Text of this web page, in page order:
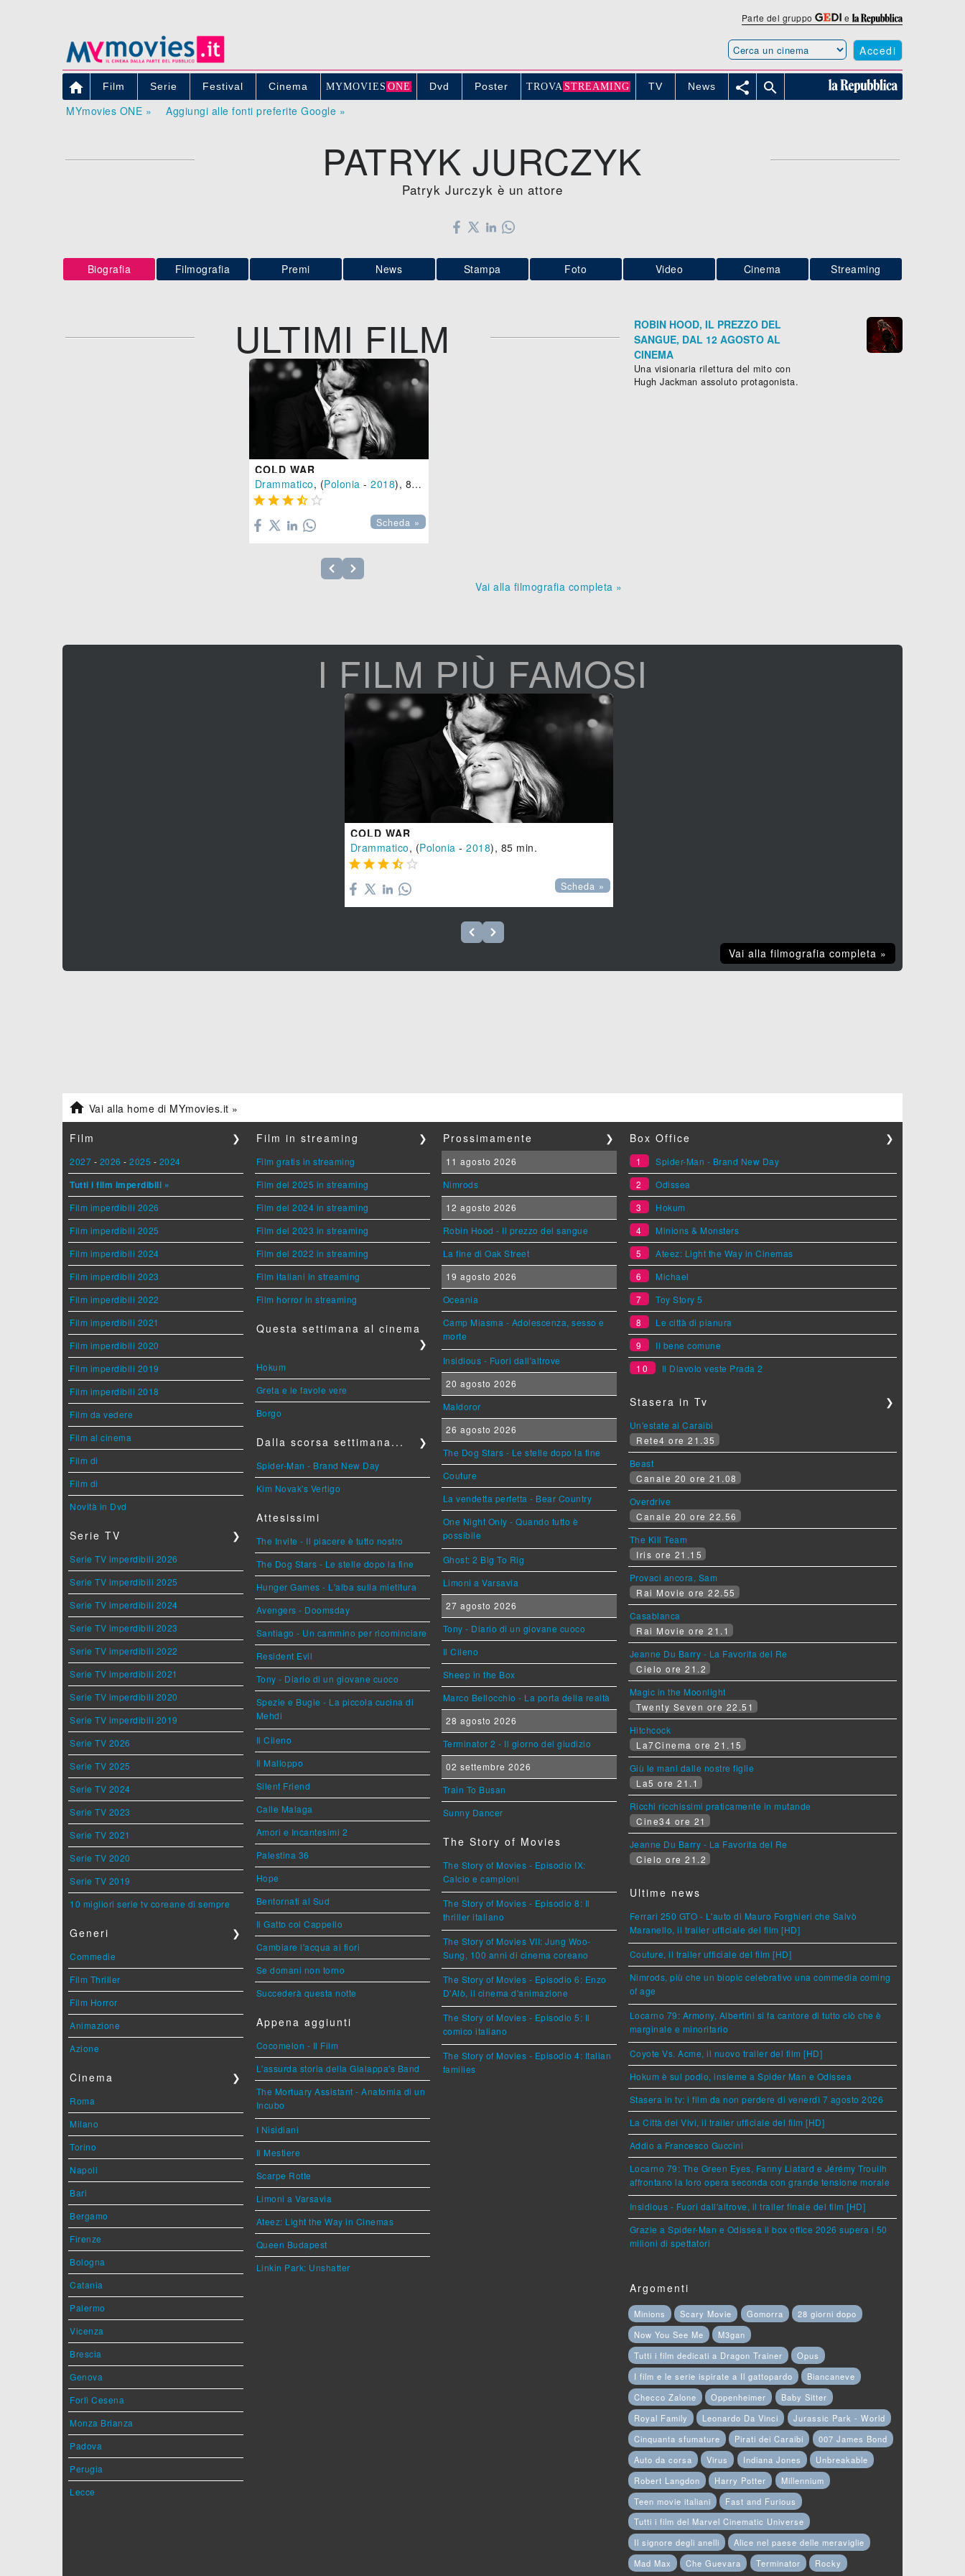
Parte del gruppo e
Accedi
 Film Serie Festival Cinema MYMOVIE S ONE Dvd Poster TROVA STREAMING TV News  
MYmovies ONE » Aggiungi alle fonti preferite Google »
PATRYK JURCZYK
Patryk Jurczyk è un attore
Biografia Filmografia Premi News Stampa Foto Video Cinema Streaming
ULTIMI FILM
COLD WAR
Drammatico, (Polonia -2018), 85 min.
    
Scheda »
Vai alla filmografia completa »
ROBIN HOOD, IL PREZZO DEL
SANGUE, DAL 12 AGOSTO AL
CINEMA
Una visionaria rilettura del mito con
Hugh Jackman assoluto protagonista.
I FILM PIÙ FAMOSI
COLD WAR
Drammatico, (Polonia -2018), 85 min.
    
Scheda »
Vai alla filmografia completa »
 Vai alla home di MYmovies.it »
Film ❯
2027 - 2026 - 2025 - 2024
Tutti i film imperdibili »
Film imperdibili 2026
Film imperdibili 2025
Film imperdibili 2024
Film imperdibili 2023
Film imperdibili 2022
Film imperdibili 2021
Film imperdibili 2020
Film imperdibili 2019
Film imperdibili 2018
Film da vedere
Film al cinema
Film di
Film di
Novità in Dvd
Serie TV ❯
Serie TV imperdibili 2026
Serie TV imperdibili 2025
Serie TV imperdibili 2024
Serie TV imperdibili 2023
Serie TV imperdibili 2022
Serie TV imperdibili 2021
Serie TV imperdibili 2020
Serie TV imperdibili 2019
Serie TV 2026
Serie TV 2025
Serie TV 2024
Serie TV 2023
Serie TV 2021
Serie TV 2020
Serie TV 2019
10 migliori serie tv coreane di sempre
Generi ❯
Commedie
Film Thriller
Film Horror
Animazione
Azione
Cinema ❯
Roma
Milano
Torino
Napoli
Bari
Bergamo
Firenze
Bologna
Catania
Palermo
Vicenza
Brescia
Genova
Forlì Cesena
Monza Brianza
Padova
Perugia
Lecce
Film in streaming ❯
Film gratis in streaming
Film del 2025 in streaming
Film del 2024 in streaming
Film del 2023 in streaming
Film del 2022 in streaming
Film italiani in streaming
Film horror in streaming
Questa settimana al cinema
❯
Hokum
Greta e le favole vere
Borgo
Dalla scorsa settimana... ❯
Spider-Man - Brand New Day
Kim Novak's Vertigo
Attesissimi
The Invite - Il piacere è tutto nostro
The Dog Stars - Le stelle dopo la fine
Hunger Games - L'alba sulla mietitura
Avengers - Doomsday
Santiago - Un cammino per ricominciare
Resident Evil
Tony - Diario di un giovane cuoco
Spezie e Bugie - La piccola cucina di
Mehdi
Il Cileno
Il Malloppo
Silent Friend
Calle Malaga
Amori e Incantesimi 2
Palestina 36
Hope
Bentornati al Sud
Il Gatto col Cappello
Cambiare l'acqua ai fiori
Se domani non torno
Succederà questa notte
Appena aggiunti
Cocomelon - Il Film
L'assurda storia della Gialappa's Band
The Mortuary Assistant - Anatomia di un
Incubo
I Nisidiani
Il Mestiere
Scarpe Rotte
Limoni a Varsavia
Ateez: Light the Way in Cinemas
Queen Budapest
Linkin Park: Unshatter
Prossimamente ❯
11 agosto 2026
Nimrods
12 agosto 2026
Robin Hood - Il prezzo del sangue
La fine di Oak Street
19 agosto 2026
Oceania
Camp Miasma - Adolescenza, sesso e
morte
Insidious - Fuori dall'altrove
20 agosto 2026
Maldoror
26 agosto 2026
The Dog Stars - Le stelle dopo la fine
Couture
La vendetta perfetta - Bear Country
One Night Only - Quando tutto è
possibile
Ghost: 2 Big To Rig
Limoni a Varsavia
27 agosto 2026
Tony - Diario di un giovane cuoco
Il Cileno
Sheep in the Box
Marco Bellocchio - La porta della realtà
28 agosto 2026
Terminator 2 - Il giorno del giudizio
02 settembre 2026
Train To Busan
Sunny Dancer
The Story of Movies
The Story of Movies - Episodio IX:
Calcio e campioni
The Story of Movies - Episodio 8: Il
thriller italiano
The Story of Movies VII: Jung Woo-
Sung, 100 anni di cinema coreano
The Story of Movies - Episodio 6: Enzo
D'Alò, il cinema d'animazione
The Story of Movies - Episodio 5: Il
comico italiano
The Story of Movies - Episodio 4: Italian
families
Box Office ❯
1
Spider-Man - Brand New Day
2
Odissea
3
Hokum
4
Minions & Monsters
5
Ateez: Light the Way in Cinemas
6
Michael
7
Toy Story 5
8
Le città di pianura
9
Il bene comune
10
Il Diavolo veste Prada 2
Stasera in Tv ❯
Un'estate ai Caraibi
Rete4 ore 21.35
Beast
Canale 20 ore 21.08
Overdrive
Canale 20 ore 22.56
The Kill Team
Iris ore 21.15
Provaci ancora, Sam
Rai Movie ore 22.55
Casablanca
Rai Movie ore 21.1
Jeanne Du Barry - La Favorita del Re
Cielo ore 21.2
Magic in the Moonlight
Twenty Seven ore 22.51
Hitchcock
La7Cinema ore 21.15
Giù le mani dalle nostre figlie
La5 ore 21.1
Ricchi ricchissimi praticamente in mutande
Cine34 ore 21
Jeanne Du Barry - La Favorita del Re
Cielo ore 21.2
Ultime news
Ferrari 250 GTO - L'auto di Mauro Forghieri che Salvò
Maranello, il trailer ufficiale del film [HD]
Couture, il trailer ufficiale del film [HD]
Nimrods, più che un biopic celebrativo una commedia coming
of age
Locarno 79: Armony, Albertini si fa cantore di tutto ciò che è
marginale e minoritario
Coyote Vs. Acme, il nuovo trailer del film [HD]
Hokum è sul podio, insieme a Spider Man e Odissea
Stasera in tv: i film da non perdere di venerdì 7 agosto 2026
La Città dei Vivi, il trailer ufficiale del film [HD]
Addio a Francesco Guccini
Locarno 79: The Green Eyes, Fanny Liatard e Jérémy Trouilh
affrontano la loro opera seconda con grande tensione morale
Insidious - Fuori dall'altrove, il trailer finale del film [HD]
Grazie a Spider-Man e Odissea il box office 2026 supera i 50
milioni di spettatori
Argomenti
Minions Scary Movie Gomorra
28 giorni dopo
Now You See Me
M3gan
Tutti i film dedicati a Dragon Trainer
Opus
I film e le serie ispirate a Il gattopardo
Biancaneve
Checco Zalone
Oppenheimer
Baby Sitter
Royal Family
Leonardo Da Vinci
Jurassic Park - World
Cinquanta sfumature
Pirati dei Caraibi
007 James Bond
Auto da corsa
Virus Indiana Jones
Unbreakable
Robert Langdon
Harry Potter
Millennium
Teen movie italiani
Fast and Furious
Tutti i film del Marvel Cinematic Universe
Il signore degli anelli
Alice nel paese delle meraviglie
Mad Max
Che Guevara Terminator Rocky